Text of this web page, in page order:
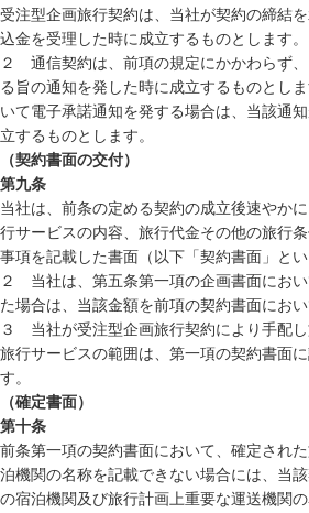
受注型企画旅行契約は、当社が契約の締結
込金を受理した時に成立するものとします。
２ 通信契約は、前項の規定にかかわらず
る旨の通知を発した時に成立するものとし
いて電子承諾通知を発する場合は、当該通
立するものとします。
（契約書面の交付）
第九条
当社は、前条の定める契約の成立後速やか
行サービスの内容、旅行代金その他の旅行
事項を記載した書面（以下「契約書面」とい
２ 当社は、第五条第一項の企画書面にお
た場合は、当該金額を前項の契約書面におい
３ 当社が受注型企画旅行契約により手配
旅行サービスの範囲は、第一項の契約書面
す。
（確定書面）
第十条
前条第一項の契約書面において、確定され
泊機関の名称を記載できない場合には、当
の宿泊機関及び旅行計画上重要な運送機関